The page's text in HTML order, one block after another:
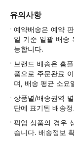
유의사항
예약배송은 예약
일 기준 일괄 배송
능합니다.
브랜드 배송은 홈
품으로 주문완료
며, 배송 평균 소요
상품별/배송권역
단에 표기된 배송
픽업 상품의 경우
습니다. 배송정보